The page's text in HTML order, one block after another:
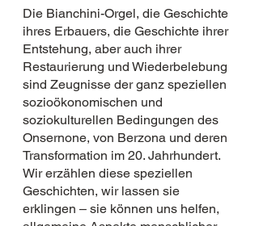
Die Bianchini-Orgel, die Geschichte
ihres Erbauers, die Geschichte ihrer
Entstehung, aber auch ihrer
Restaurierung und Wiederbelebung
sind Zeugnisse der ganz speziellen
sozioökonomischen und
soziokulturellen Bedingungen des
Onsernone, von Berzona und deren
Transformation im 20. Jahrhundert.
Wir erzählen diese speziellen
Geschichten, wir lassen sie
erklingen – sie können uns helfen,